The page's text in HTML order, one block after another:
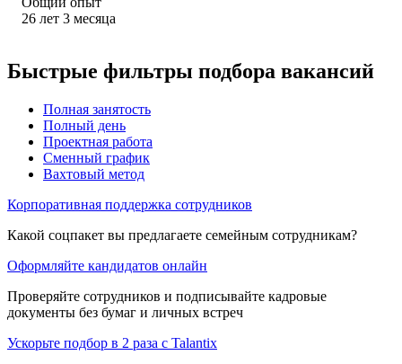
26 лет 3 месяца
Быстрые фильтры подбора вакансий
Полная занятость
Полный день
Проектная работа
Сменный график
Вахтовый метод
Корпоративная поддержка сотрудников
Какой соцпакет вы предлагаете семейным сотрудникам?
Оформляйте кандидатов онлайн
Проверяйте сотрудников и подписывайте кадровые
документы без бумаг и личных встреч
Ускорьте подбор в 2 раза с Talantix